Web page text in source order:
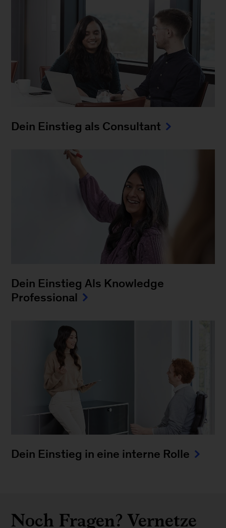
Dein Einstieg als Consultant
Dein Einstieg Als Knowledge
Professional
Dein Einstieg in eine interne Rolle
Noch Fragen? Vernetze